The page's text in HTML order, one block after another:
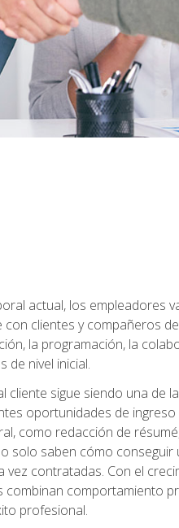
actual, los empleadores
clientes y compañeros
la programación, la
de nivel inicial.
cliente sigue siendo una
oportunidades de
como redacción de
solo saben cómo
vez contratadas. Con el
combinan comportamiento
profesional.